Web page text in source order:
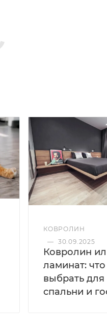
КОВРОЛИН
— 30.09.2025
Ковролин
ламинат:
выбрать для
спальни и